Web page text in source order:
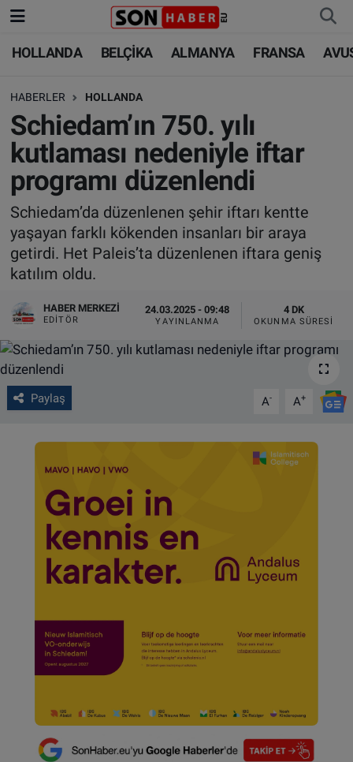
HOLLANDA BELÇİKA ALMANYA FRANSA
HABERLER HOLLANDA
Schiedam’ın 750. yılı
kutlaması nedeniyle iftar
programı düzenlendi
Schiedam’da düzenlenen şehir iftarı kentte
yaşayan farklı kökenden insanları bir araya
getirdi. Het Paleis’ta düzenlenen iftara geniş
katılım oldu.
HABER MERKEZI
EDITÖR
24.03.2025 - 09:48
YAYINLANMA
4 DK
OKUNMA SÜRESI
Paylaş A- A+
HOLLANDA
BELÇİKA
ALMANYA
FRANSA
AVUSTURYA
SAĞLIK - YAŞAM
BİLİM-TEKNOLOJİ
HOLLANDA
BELÇİKA
ALMANYA
TÜRKİYE
DÜNYA
BİLİM-TEKNOLOJİ
SAĞLIK
FOTO GALERİ
VIDEO GALERİ
CONTACT
Çerez Politikası
Nöbetçi Eczaneler
Hava Durumu
Trafik Durumu
Süper Lig Puan Durumu ve Fikstür
Tüm Manşetler
Son Dakika Haberleri
Haber Arşivi